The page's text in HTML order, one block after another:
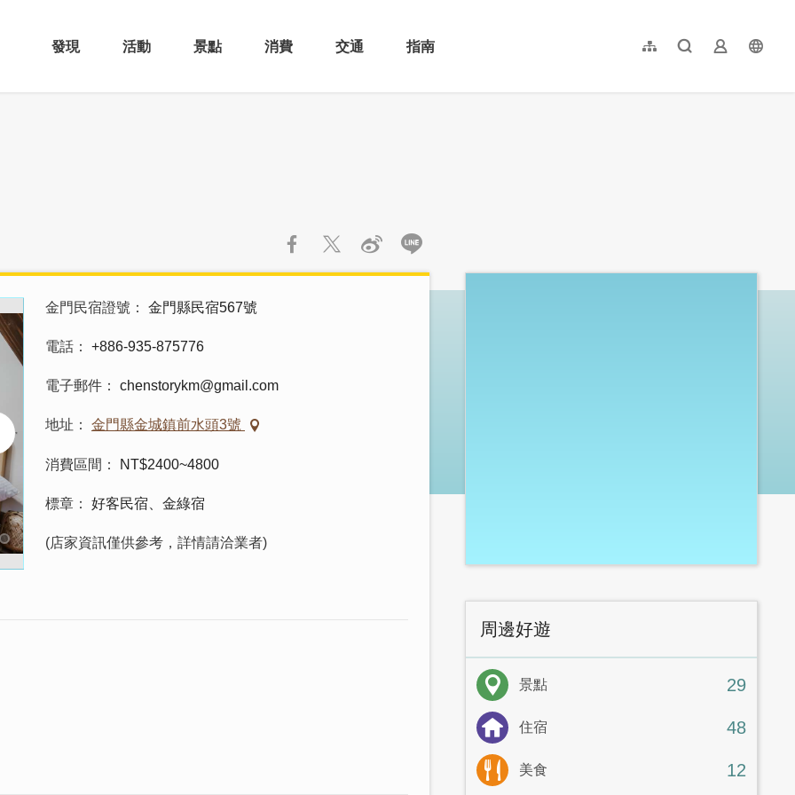
發現 活動 景點 消費 交通 指南 網站導覽全文檢索業者登入
简体中文
金門民宿證號 金門縣民宿567號
電話 +886-935-875776
電子郵件 chenstorykm@gmail.com
地址 金門縣金城鎮前水頭3號
消費區間 NT$2400~4800
標章 好客民宿、金綠宿
(店家資訊僅供參考，詳情請洽業者)
:::
周邊好遊
景點 29
住宿 48
美食 12